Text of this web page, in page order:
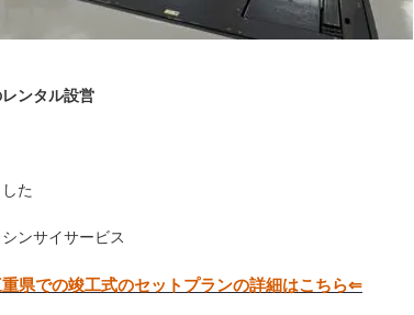
ンタル設営
た
ンサイサービス
県での竣工式のセットプランの詳細はこちら⇐